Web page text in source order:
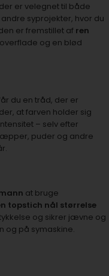
er velegnet til både
syprojekter, hvor du
er fremstillet af ren
og en blød
du en tråd, der er
at farven holder sig
– selv efter
puder og andre
at bruge
topstich nål størrelse
og sikrer jævne og
og på symaskine.